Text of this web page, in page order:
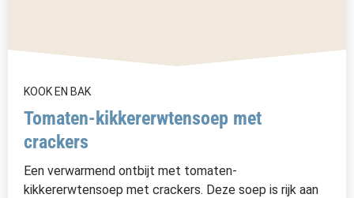
KOOK EN BAK
Tomaten-kikkererwtensoep met
crackers
Een verwarmend ontbijt met tomaten-
kikkererwtensoep met crackers. Deze soep is rijk aan